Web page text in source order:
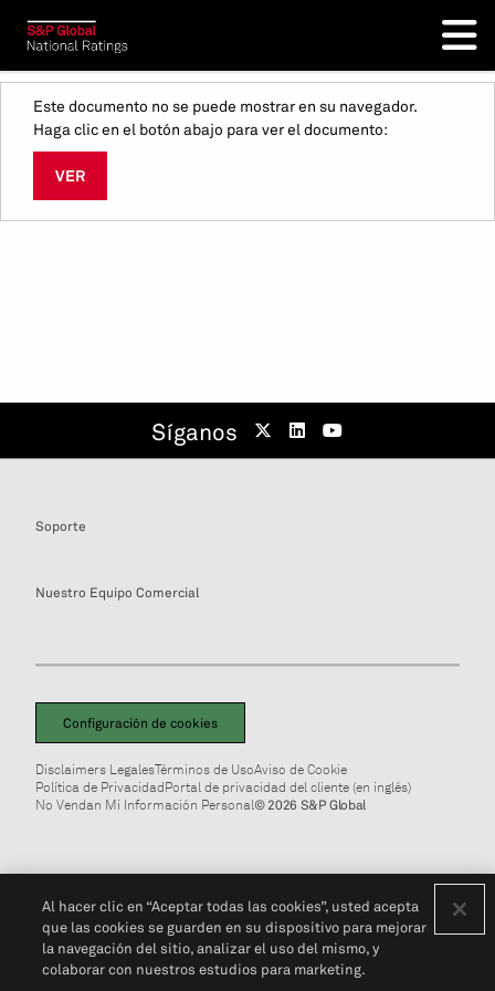
Este documento no se puede mostrar en su navegador.
Haga clic en el botón abajo para ver el documento:
VER
Síganos
Soporte
Nuestro Equipo Comercial
Configuración de cookies
Disclaimers LegalesTérminos de UsoAviso de Cookie
Política de PrivacidadPortal de privacidad del cliente (en inglés)
No Vendan Mi Información Personal© 2026 S&P Global
Al hacer clic en “Aceptar todas las cookies”, usted acepta
que las cookies se guarden en su dispositivo para mejorar
la navegación del sitio, analizar el uso del mismo, y
colaborar con nuestros estudios para marketing.